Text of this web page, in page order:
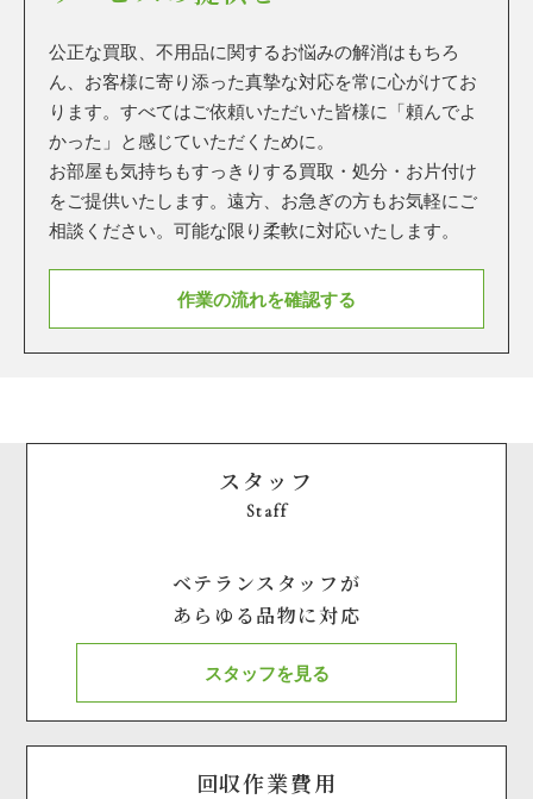
公正な買取、不用品に関するお悩みの解消はもちろ
ん、お客様に寄り添った真摯な対応を常に心がけてお
ります。すべてはご依頼いただいた皆様に「頼んでよ
かった」と感じていただくために。
お部屋も気持ちもすっきりする買取・処分・お片付け
をご提供いたします。遠方、お急ぎの方もお気軽にご
相談ください。可能な限り柔軟に対応いたします。
作業の流れを確認する
スタッフ
Staff
ベテランスタッフが
あらゆる品物に対応
スタッフを見る
回収作業費用